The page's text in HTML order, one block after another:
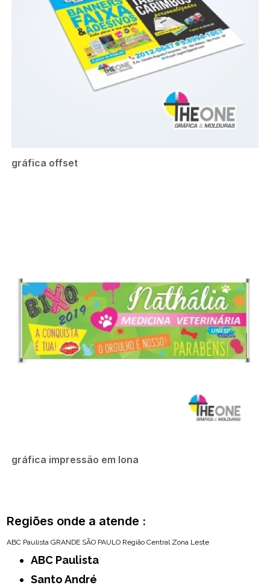
gráfica offset
gráfica impressão em lona
Regiões onde a atende :
ABC Paulista GRANDE SÃO PAULO Região Central Zona Leste
ABC Paulista
Santo André